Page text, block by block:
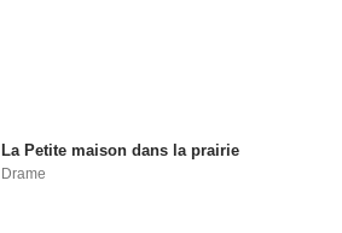
La Petite maison dans la prairie
Drame